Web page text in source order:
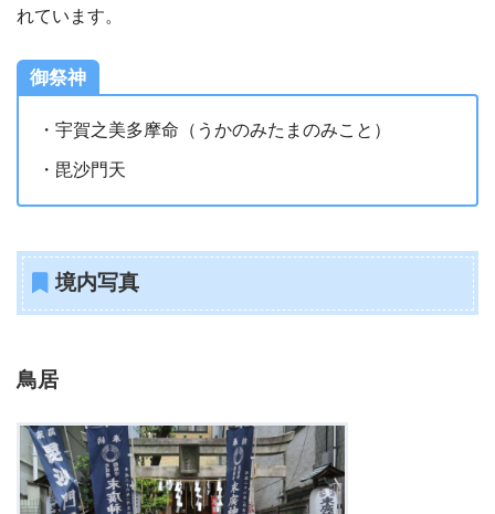
れています。
御祭神
・宇賀之美多摩命（うかのみたまのみこと）
・毘沙門天
境内写真
鳥居